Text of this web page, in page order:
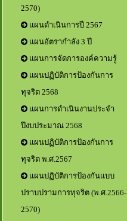
2570)
แผนดำเนินการปี 2567
แผนอัตรากำลัง 3 ปี
แผนการจัดการองค์ความรู้
แผนปฏิบัติการป้องกันการ
ทุจริต 2568
แผนการดำเนินงานประจำ
ปีงบประมาณ 2568
แผนปฏิบัติการป้องกันการ
ทุจริต พ.ศ.2567
แผนปฏิบัติการป้องกันแบบ
ปราบปรามการทุจริต (พ.ศ.2566-
2570)